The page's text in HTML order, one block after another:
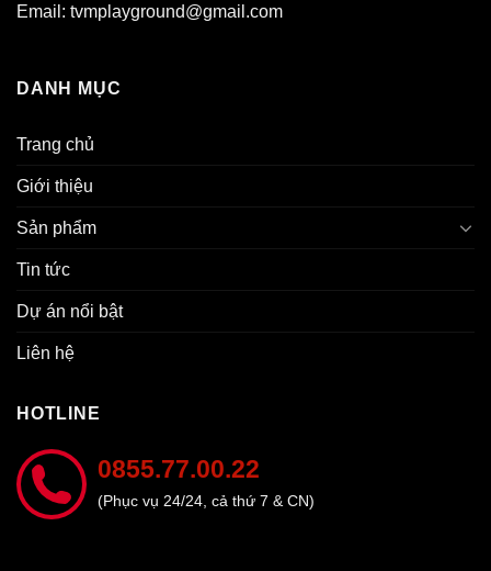
Email: tvmplayground@gmail.com
DANH MỤC
Trang chủ
Giới thiệu
Sản phẩm
Tin tức
Dự án nổi bật
Liên hệ
HOTLINE
0855.77.00.22
(Phục vụ 24/24, cả thứ 7 & CN)